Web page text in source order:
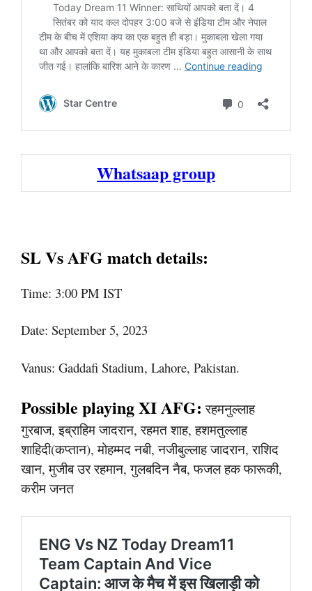
Whatsaap group
SL Vs AFG match details:
Time: 3:00 PM IST
Date: September 5, 2023
Vanus: Gaddafi Stadium, Lahore, Pakistan.
Possible playing XI AFG: रहमनुल्लाह
गुरबाज, इब्राहिम जादरान, रहमत शाह, हशमतुल्लाह
शाहिदी(कप्तान), मोहम्मद नबी, नजीबुल्लाह जादरान, राशिद
खान, मुजीब उर रहमान, गुलबदिन नैब, फजल हक फारूकी,
करीम जनत